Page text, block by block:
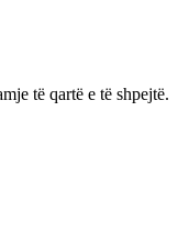
të qartë e të shpejtë.